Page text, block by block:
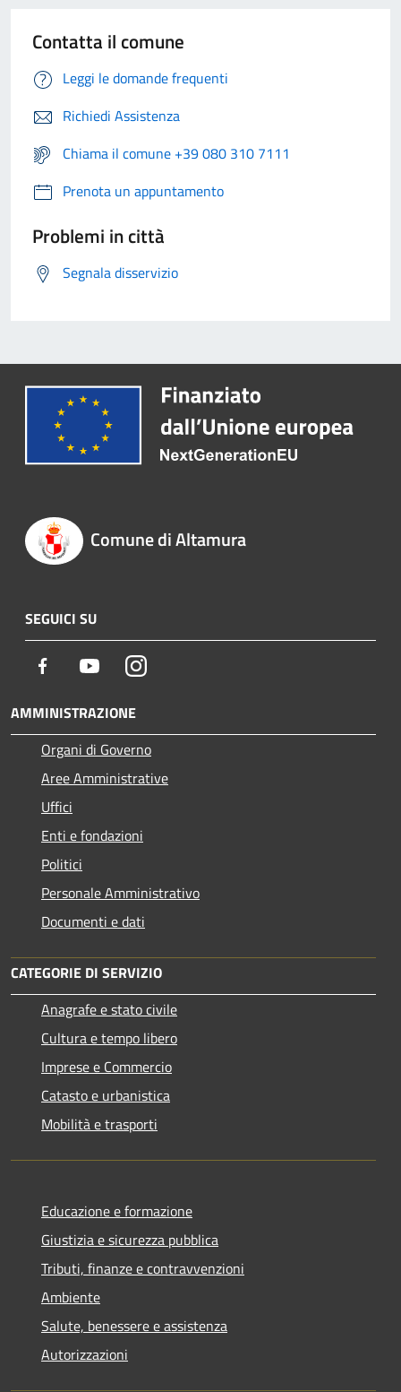
Contatta il comune
Leggi le domande frequenti
Richiedi Assistenza
Chiama il comune +39 080 310 7111
Prenota un appuntamento
Problemi in città
Segnala disservizio
Comune di Altamura
SEGUICI SU
Facebook YoutubeInstagram
AMMINISTRAZIONE
Organi di Governo
Aree Amministrative
Uffici
Enti e fondazioni
Politici
Personale Amministrativo
Documenti e dati
CATEGORIE DI SERVIZIO
Anagrafe e stato civile
Cultura e tempo libero
Imprese e Commercio
Catasto e urbanistica
Mobilità e trasporti
Educazione e formazione
Giustizia e sicurezza pubblica
Tributi, finanze e contravvenzioni
Ambiente
Salute, benessere e assistenza
Autorizzazioni